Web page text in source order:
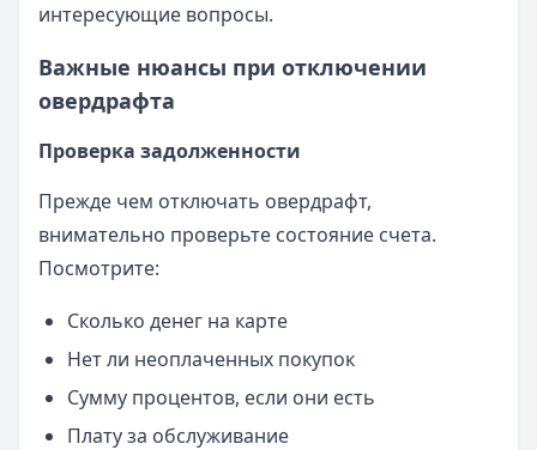
интересующие вопросы.
Важные нюансы при отключении
овердрафта
Проверка задолженности
Прежде чем отключать овердрафт,
внимательно проверьте состояние счета.
Посмотрите:
Сколько денег на карте
Нет ли неоплаченных покупок
Сумму процентов, если они есть
Плату за обслуживание